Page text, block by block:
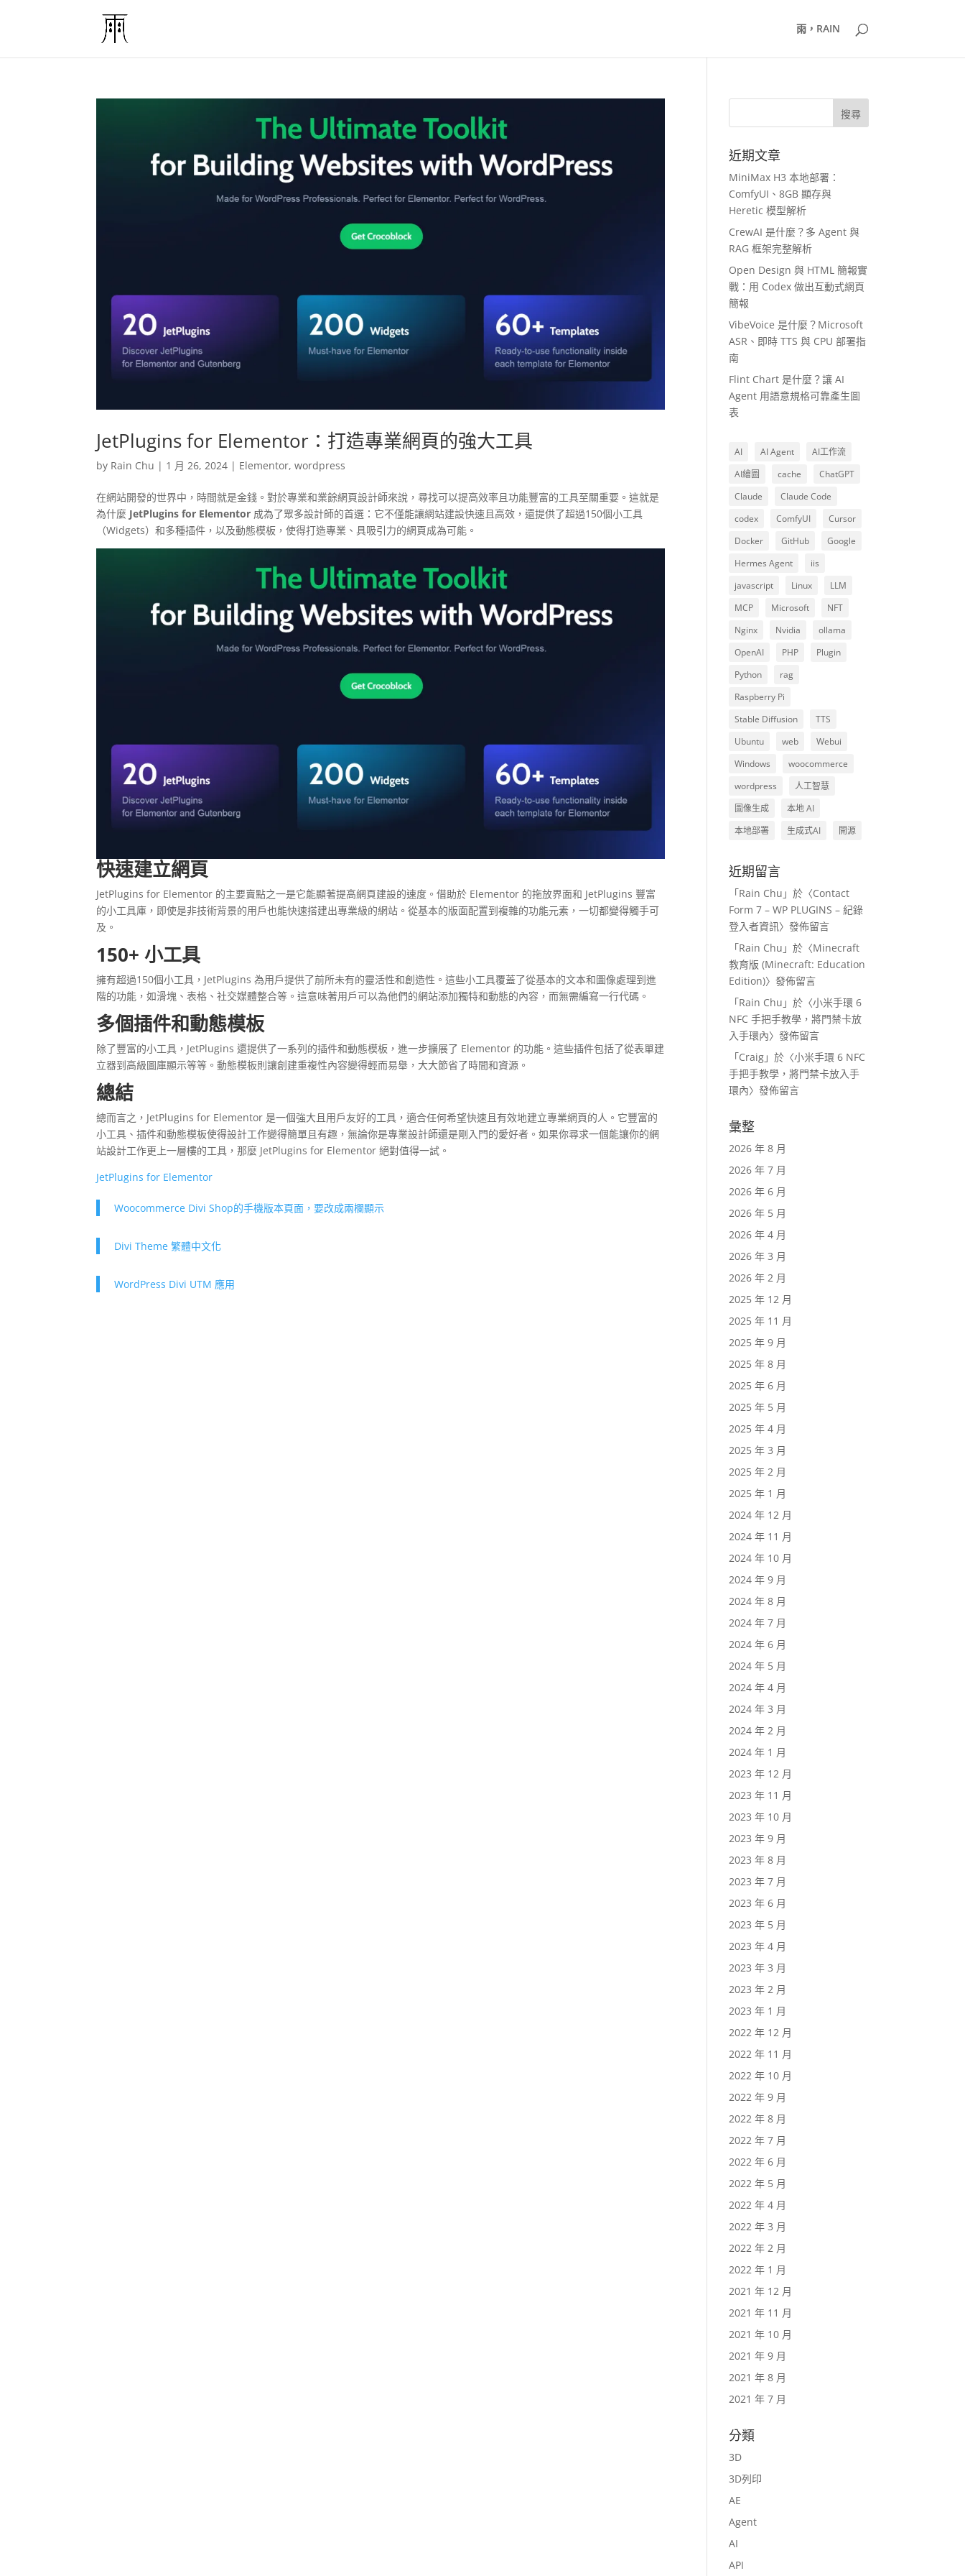
雨，RAIN
JetPlugins for Elementor：打造專業網頁的強大工具
by Rain Chu | 1 月 26, 2024 | Elementor,wordpress
在網站開發的世界中，時間就是金錢。對於專業和業餘網頁設計師來說，尋找可以提高效率且功能豐富的工具至關重要。這就是
為什麼 JetPlugins for Elementor 成為了眾多設計師的首選：它不僅能讓網站建設快速且高效，還提供了超過150個小工具
（Widgets）和多種插件，以及動態模板，使得打造專業、具吸引力的網頁成為可能。
快速建立網頁
JetPlugins for Elementor 的主要賣點之一是它能顯著提高網頁建設的速度。借助於 Elementor 的拖放界面和 JetPlugins 豐富
的小工具庫，即使是非技術背景的用戶也能快速搭建出專業級的網站。從基本的版面配置到複雜的功能元素，一切都變得觸手可
及。
150+ 小工具
擁有超過150個小工具，JetPlugins 為用戶提供了前所未有的靈活性和創造性。這些小工具覆蓋了從基本的文本和圖像處理到進
階的功能，如滑塊、表格、社交媒體整合等。這意味著用戶可以為他們的網站添加獨特和動態的內容，而無需編寫一行代碼。
多個插件和動態模板
除了豐富的小工具，JetPlugins 還提供了一系列的插件和動態模板，進一步擴展了 Elementor 的功能。這些插件包括了從表單建
立器到高級圖庫顯示等等。動態模板則讓創建重複性內容變得輕而易舉，大大節省了時間和資源。
總結
總而言之，JetPlugins for Elementor 是一個強大且用戶友好的工具，適合任何希望快速且有效地建立專業網頁的人。它豐富的
小工具、插件和動態模板使得設計工作變得簡單且有趣，無論你是專業設計師還是剛入門的愛好者。如果你尋求一個能讓你的網
站設計工作更上一層樓的工具，那麼 JetPlugins for Elementor 絕對值得一試。
JetPlugins for Elementor
Woocommerce Divi Shop的手機版本頁面，要改成兩欄顯示
Divi Theme 繁體中文化
WordPress Divi UTM 應用
近期文章
MiniMax H3 本地部署：
ComfyUI、8GB 顯存與
Heretic 模型解析
CrewAI 是什麼？多 Agent 與
RAG 框架完整解析
Open Design 與 HTML 簡報實
戰：用 Codex 做出互動式網頁
簡報
VibeVoice 是什麼？Microsoft
ASR、即時 TTS 與 CPU 部署指
南
Flint Chart 是什麼？讓 AI
Agent 用語意規格可靠產生圖
表
AI AI Agent
AI工作流
AI繪圖
cache
ChatGPT
Claude
Claude Code
codex
ComfyUI
Cursor
Docker
GitHub
Google
Hermes Agent
iis
javascript
Linux
LLM
MCP
Microsoft
NFT
Nginx
Nvidia
ollama
OpenAI
PHP
Plugin
Python
rag
Raspberry Pi
Stable Diffusion
TTS
Ubuntu
web
Webui
Windows
woocommerce
wordpress
人工智慧
圖像生成
本地 AI
本地部署
生成式AI 開源
近期留言
「Rain Chu 」於〈Contact
Form 7 – WP PLUGINS – 紀錄
登入者資訊〉發佈留言
「Rain Chu 」於〈Minecraft
教育版 (Minecraft: Education
Edition)〉發佈留言
「Rain Chu 」於〈小米手環 6
NFC 手把手教學，將門禁卡放
入手環內〉發佈留言
「Craig 」於〈小米手環 6 NFC
手把手教學，將門禁卡放入手
環內〉發佈留言
彙整
2026 年 8 月
2026 年 7 月
2026 年 6 月
2026 年 5 月
2026 年 4 月
2026 年 3 月
2026 年 2 月
2025 年 12 月
2025 年 11 月
2025 年 9 月
2025 年 8 月
2025 年 6 月
2025 年 5 月
2025 年 4 月
2025 年 3 月
2025 年 2 月
2025 年 1 月
2024 年 12 月
2024 年 11 月
2024 年 10 月
2024 年 9 月
2024 年 8 月
2024 年 7 月
2024 年 6 月
2024 年 5 月
2024 年 4 月
2024 年 3 月
2024 年 2 月
2024 年 1 月
2023 年 12 月
2023 年 11 月
2023 年 10 月
2023 年 9 月
2023 年 8 月
2023 年 7 月
2023 年 6 月
2023 年 5 月
2023 年 4 月
2023 年 3 月
2023 年 2 月
2023 年 1 月
2022 年 12 月
2022 年 11 月
2022 年 10 月
2022 年 9 月
2022 年 8 月
2022 年 7 月
2022 年 6 月
2022 年 5 月
2022 年 4 月
2022 年 3 月
2022 年 2 月
2022 年 1 月
2021 年 12 月
2021 年 11 月
2021 年 10 月
2021 年 9 月
2021 年 8 月
2021 年 7 月
分類
3D
3D列印
AE
Agent
AI
API